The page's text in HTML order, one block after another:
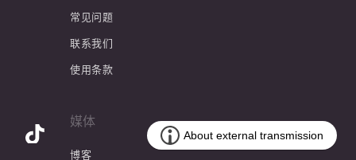
常见问题
联系我们
使用条款
媒体
博客